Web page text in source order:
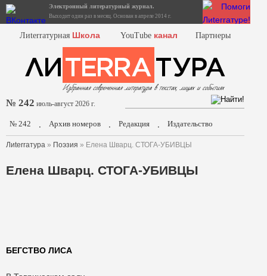
Электронный литературный журнал.
Выходит один раз в месяц. Основан в апреле 2014 г.
Лиterraтурная Школа YouTube канал Партнеры
№ 242 июль-август 2026 г.
№ 242 . Архив номеров . Редакция . Издательство
Лиterraтура » Поэзия » Елена Шварц. СТОГА-УБИВЦЫ
Елена Шварц. СТОГА-УБИВЦЫ
БЕГСТВО ЛИСА